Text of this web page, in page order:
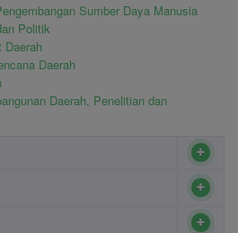
Sumber Daya Manusia
Politik
Daerah
Daerah
Daerah, Penelitian dan